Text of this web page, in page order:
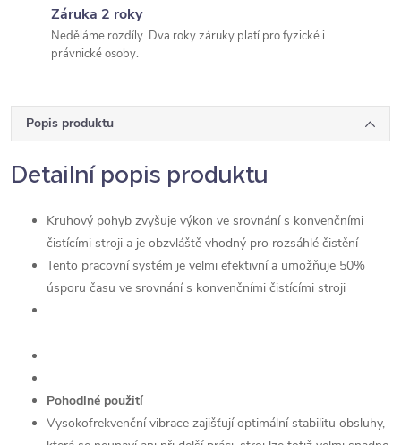
Záruka 2 roky
Neděláme rozdíly. Dva roky záruky platí pro fyzické i
právnické osoby.
Popis produktu
Detailní popis produktu
Kruhový pohyb zvyšuje výkon ve srovnání s konvenčními
čistícími stroji a je obzvláště vhodný pro rozsáhlé čistění
Tento pracovní systém je velmi efektivní a umožňuje 50%
úsporu času ve srovnání s konvenčními čistícími stroji
Pohodlné použití
Vysokofrekvenční vibrace zajišťují optimální stabilitu obsluhy,